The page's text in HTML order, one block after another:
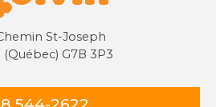
St-Joseph
(Québec) G7B 3P3